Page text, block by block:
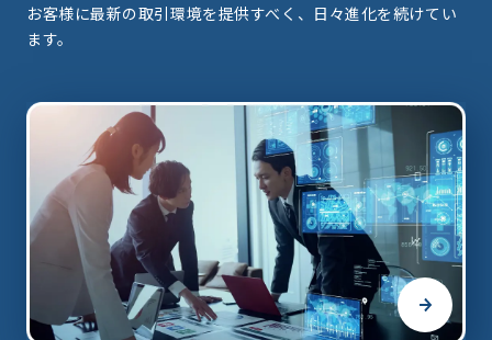
お客様に最新の取引環境を提供すべく、日々進化を続けてい
ます。